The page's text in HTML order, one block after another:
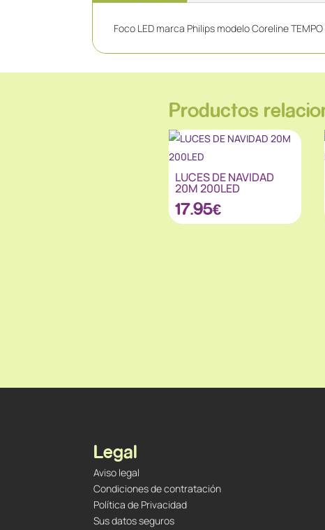
Foco LED marca Philips modelo Coreline
Productos
LUCES DE NAVIDAD
20M 200LED
17.95€
Legal
Aviso legal
Condiciones de contratación
Política de Privacidad
Sus datos seguros